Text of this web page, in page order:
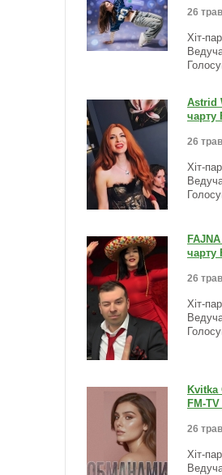
26
Хіт-
Astrid
чарту
26
Хіт-
чарту
26
Хіт-
Kvitka
FM-
26
Хіт-